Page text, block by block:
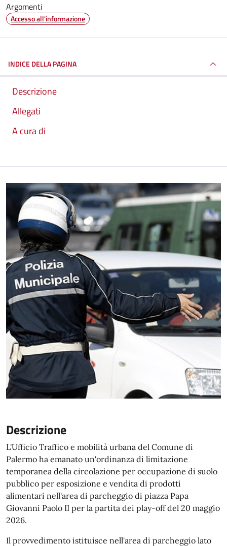
Argomenti
Accesso all'informazione
INDICE DELLA PAGINA
Descrizione
Allegati
A cura di
Descrizione
L'Ufficio Traffico e mobilità urbana del Comune di
Palermo ha emanato un'ordinanza di limitazione
temporanea della circolazione per occupazione di suolo
pubblico per esposizione e vendita di prodotti
alimentari nell'area di parcheggio di piazza Papa
Giovanni Paolo II per la partita dei play-off del 20 maggio
2026.
Il provvedimento istituisce nell'area di parcheggio lato